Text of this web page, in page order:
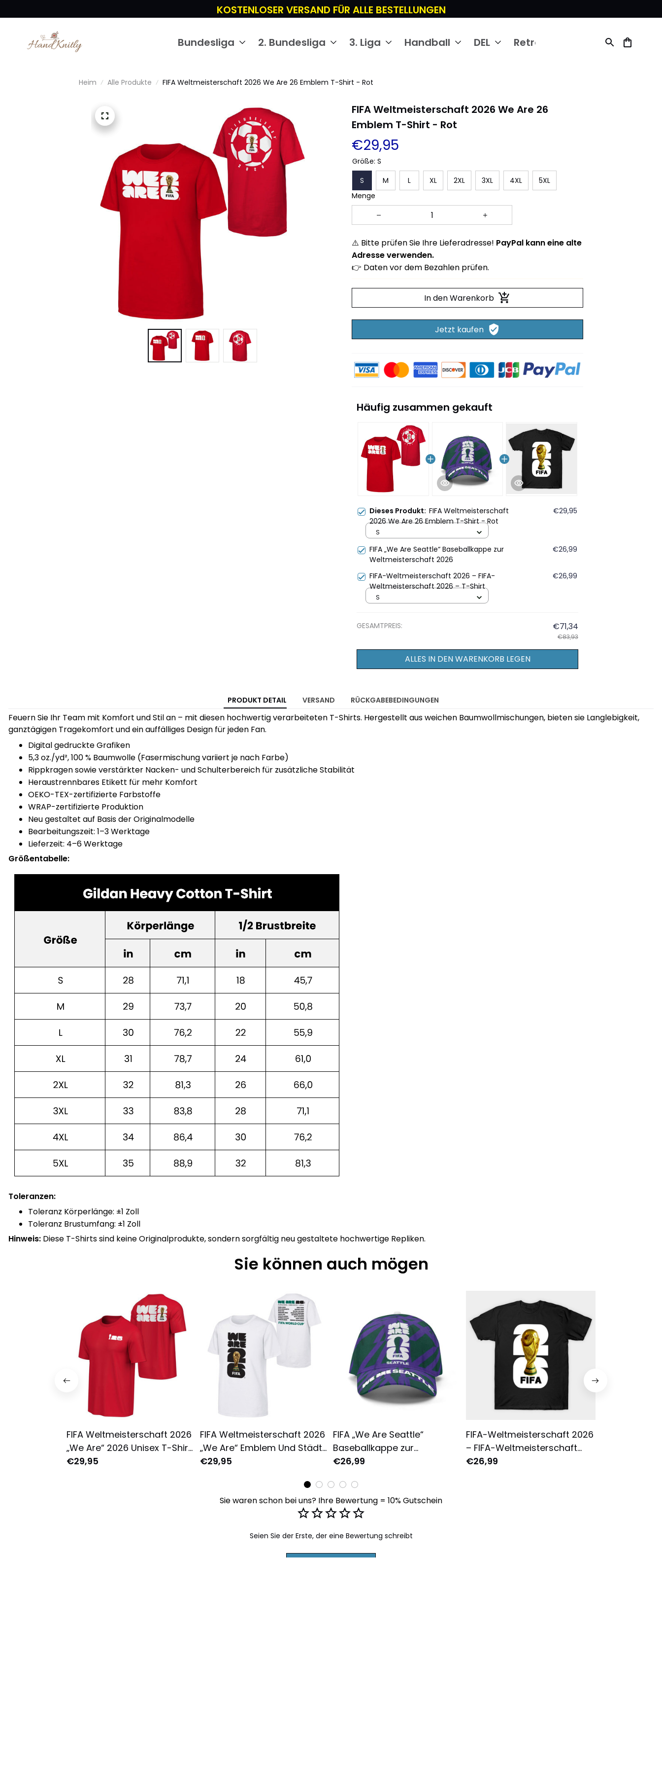
KOSTENLOSER VERSAND FÜR ALLE BESTELLUNGEN
Bundesliga 2. Bundesliga 3. Liga Handball DEL Retro
Heim Alle Produkte FIFA Weltmeisterschaft 2026 We Are 26 Emblem T-Shirt - Rot
FIFA Weltmeisterschaft 2026 We Are 26
Emblem T-Shirt - Rot
€29,95
Größe: S
S
M L XL 2XL 3XL 4XL
5XL
Menge
⚠️ Bitte prüfen Sie Ihre Lieferadresse! PayPal kann eine alte
Adresse verwenden.
👉 Daten vor dem Bezahlen prüfen.
In den Warenkorb
Jetzt kaufen
Häufig zusammen gekauft
Dieses Produkt: FIFA Weltmeisterschaft
2026 We Are 26 Emblem T-Shirt - Rot
€29,95
S
FIFA „We Are Seattle“ Baseballkappe zur
Weltmeisterschaft 2026
€26,99
FIFA-Weltmeisterschaft 2026 – FIFA-
Weltmeisterschaft 2026 – T-Shirt
€26,99
S
GESAMTPREIS: €71,34
€83,93
ALLES IN DEN WARENKORB LEGEN
PRODUKT DETAIL VERSAND RÜCKGABEBEDINGUNGEN
Feuern Sie Ihr Team mit Komfort und Stil an – mit diesen hochwertig verarbeiteten T-Shirts. Hergestellt aus weichen Baumwollmischungen, bieten sie Langlebigkeit,
ganztägigen Tragekomfort und ein auffälliges Design für jeden Fan.
Digital gedruckte Grafiken
5,3 oz./yd², 100 % Baumwolle (Fasermischung variiert je nach Farbe)
Rippkragen sowie verstärkter Nacken- und Schulterbereich für zusätzliche Stabilität
Heraustrennbares Etikett für mehr Komfort
OEKO-TEX-zertifizierte Farbstoffe
WRAP-zertifizierte Produktion
Neu gestaltet auf Basis der Originalmodelle
Bearbeitungszeit: 1–3 Werktage
Lieferzeit: 4–6 Werktage
Größentabelle:
Toleranzen:
Toleranz Körperlänge: ±1 Zoll
Toleranz Brustumfang: ±1 Zoll
Hinweis:Diese T-Shirts sind keine Originalprodukte, sondern sorgfältig neu gestaltete hochwertige Repliken.
Sie können auch mögen
FIFA Weltmeisterschaft 2026
„We Are“ 2026 Unisex T-Shirt
- Rot
€29,95
FIFA Weltmeisterschaft 2026
„We Are“ Emblem Und Städte
T-Shirt - Weiß
€29,95
FIFA „We Are Seattle“
Baseballkappe zur
Weltmeisterschaft 2026
€26,99
FIFA-Weltmeisterschaft 2026
– FIFA-Weltmeisterschaft
2026 – T-Shirt
€26,99
Sie waren schon bei uns? Ihre Bewertung = 10% Gutschein
Seien Sie der Erste, der eine Bewertung schreibt